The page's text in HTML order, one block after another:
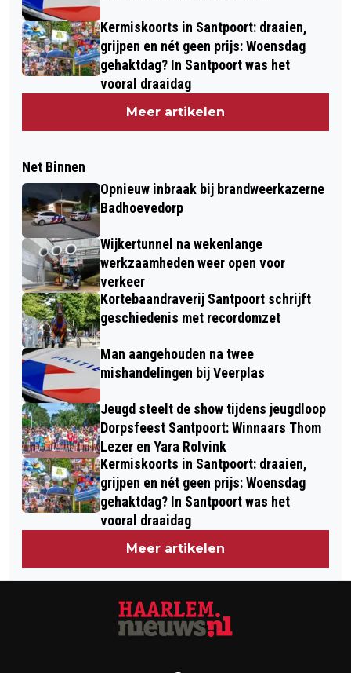
Kermiskoorts in Santpoort: draaien,
grijpen en nét geen prijs: Woensdag
gehaktdag? In Santpoort was het
vooral draaidag
Meer artikelen
Net Binnen
Opnieuw inbraak bij brandweerkazerne
Badhoevedorp
Wijkertunnel na wekenlange
werkzaamheden weer open voor
verkeer
Kortebaandraverij Santpoort schrijft
geschiedenis met recordomzet
Man aangehouden na twee
mishandelingen bij Veerplas
Jeugd steelt de show tijdens jeugdloop
Dorpsfeest Santpoort: Winnaars Thom
Lezer en Yara Rolvink
Kermiskoorts in Santpoort: draaien,
grijpen en nét geen prijs: Woensdag
gehaktdag? In Santpoort was het
vooral draaidag
Meer artikelen